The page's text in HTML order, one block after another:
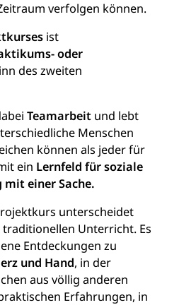
verfolgen können.
ist
oder
des zweiten
Teamarbeit und lebt
Menschen
können als jeder für
ein Lernfeld für soziale
mit einer Sache.
unterscheidet
Unterricht. Es
Entdeckungen zu
und Hand, in der
aus völlig anderen
Erfahrungen, in